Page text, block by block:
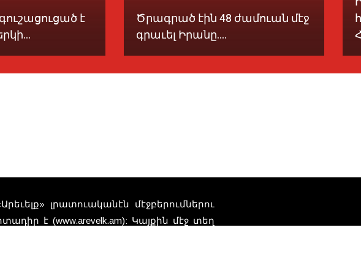
է
Ծրագրած էին 48 ժամուան մէջ
գրաւել Իրանը....
լրատուականէն մէջբերումներու
է (www.arevelk.am): Կայքին մէջ տեղ